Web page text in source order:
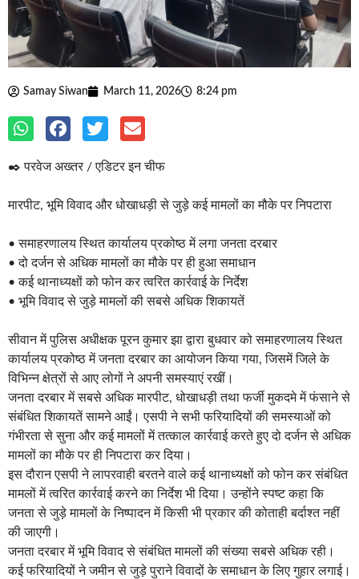
Samay Siwan March 11, 2026 8:24 pm
✒️ परवेज अख्तर / एडिटर इन चीफ
मारपीट, भूमि विवाद और धोखाधड़ी से जुड़े कई मामलों का मौके पर निपटारा
• समाहरणालय स्थित कार्यालय प्रकोष्ठ में लगा जनता दरबार
• दो दर्जन से अधिक मामलों का मौके पर ही हुआ समाधान
• कई थानाध्यक्षों को फोन कर त्वरित कार्रवाई के निर्देश
• भूमि विवाद से जुड़े मामलों की सबसे अधिक शिकायतें
सीवान में पुलिस अधीक्षक पूरन कुमार झा द्वारा बुधवार को समाहरणालय स्थित
कार्यालय प्रकोष्ठ में जनता दरबार का आयोजन किया गया, जिसमें जिले के
विभिन्न क्षेत्रों से आए लोगों ने अपनी समस्याएं रखीं।
जनता दरबार में सबसे अधिक मारपीट, धोखाधड़ी तथा फर्जी मुकदमे में फंसाने से
संबंधित शिकायतें सामने आईं। एसपी ने सभी फरियादियों की समस्याओं को
गंभीरता से सुना और कई मामलों में तत्काल कार्रवाई करते हुए दो दर्जन से अधिक
मामलों का मौके पर ही निपटारा कर दिया।
इस दौरान एसपी ने लापरवाही बरतने वाले कई थानाध्यक्षों को फोन कर संबंधित
मामलों में त्वरित कार्रवाई करने का निर्देश भी दिया। उन्होंने स्पष्ट कहा कि
जनता से जुड़े मामलों के निष्पादन में किसी भी प्रकार की कोताही बर्दाश्त नहीं
की जाएगी।
जनता दरबार में भूमि विवाद से संबंधित मामलों की संख्या सबसे अधिक रही।
कई फरियादियों ने जमीन से जुड़े पुराने विवादों के समाधान के लिए गुहार लगाई।